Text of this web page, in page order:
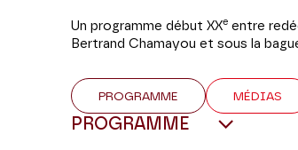
Un programme début XXe entre
Bertrand Chamayou et sous la
PROGRAMME MÉDIAS
PROGRAMME